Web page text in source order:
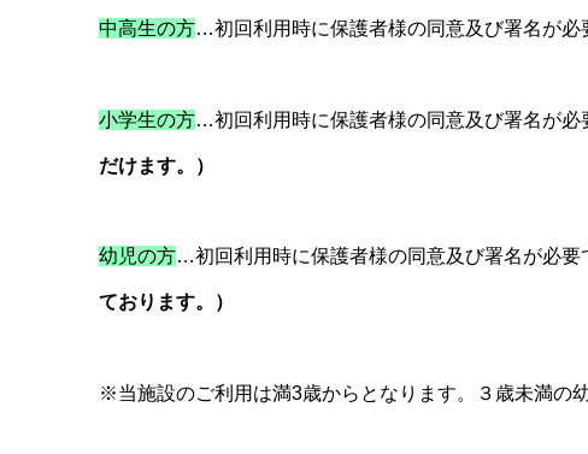
中高生の方…初回利用時に保護者様の同意及び署名が必
小学生の方…初回利用時に保護者様の同意及び署名が必
だけます。）
幼児の方…初回利用時に保護者様の同意及び署名が必要
ております。）
※当施設のご利用は満3歳からとなります。３歳未満の